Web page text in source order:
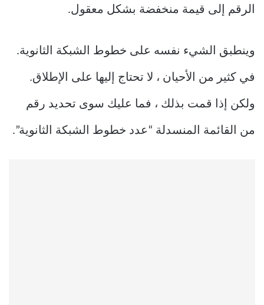
الرقم إلى قيمة منخفضة بشكل معقول.
وينطبق الشيء نفسه على خطوط الشبكة الثانوية.
في كثير من الأحيان ، لا تحتاج إليها على الإطلاق.
ولكن إذا قمت بذلك ، فما عليك سوى تحديد رقم
من القائمة المنسدلة “عدد خطوط الشبكة الثانوية”.